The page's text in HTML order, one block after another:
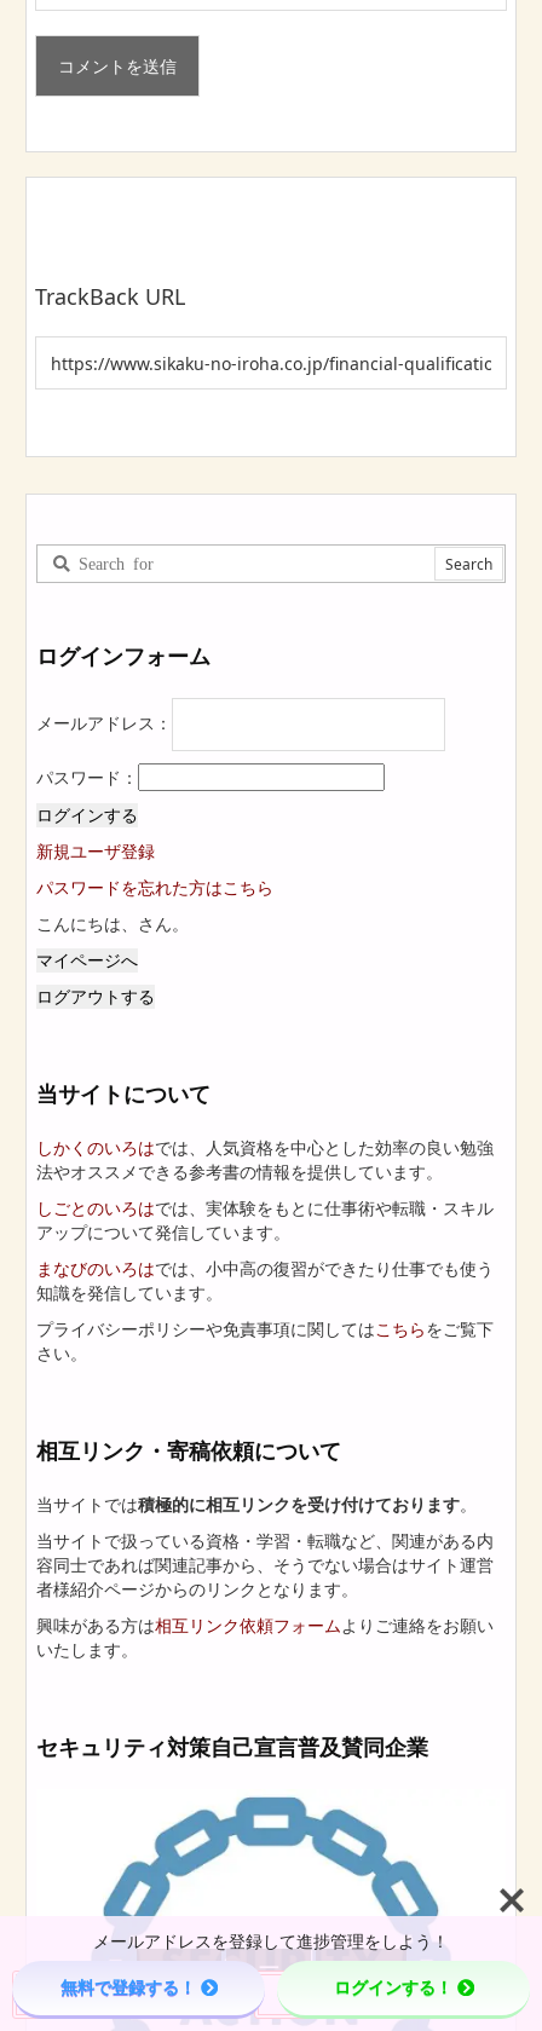
TrackBack URL
ログインフォーム
メールアドレス：
パスワード：
ログインする
新規ユーザ登録
パスワードを忘れた方はこちら
こんにちは、 さん。
マイページへ
ログアウトする
当サイトについて
しかくのいろはでは、人気資格を中心とした効率の良い勉強
法やオススメできる参考書の情報を提供しています。
しごとのいろはでは、実体験をもとに仕事術や転職・スキル
アップについて発信しています。
まなびのいろはでは、小中高の復習ができたり仕事でも使う
知識を発信しています。
プライバシーポリシーや免責事項に関してはこちらをご覧下
さい。
相互リンク・寄稿依頼について
当サイトでは積極的に相互リンクを受け付けております。
当サイトで扱っている資格・学習・転職など、関連がある内
容同士であれば関連記事から、そうでない場合はサイト運営
者様紹介ページからのリンクとなります。
興味がある方は相互リンク依頼フォームよりご連絡をお願い
いたします。
セキュリティ対策自己宣言普及賛同企業
Home

Page Top
メールアドレスを登録して進捗管理をしよう！
無料で登録する！ ログインする！